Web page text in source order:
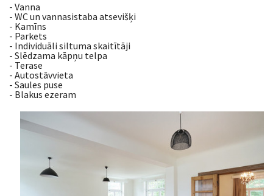
- Vanna
- WC un vannasistaba atsevišķi
- Kamīns
- Parkets
- Individuāli siltuma skaitītāji
- Slēdzama kāpņu telpa
- Terase
- Autostāvvieta
- Saules puse
- Blakus ezeram